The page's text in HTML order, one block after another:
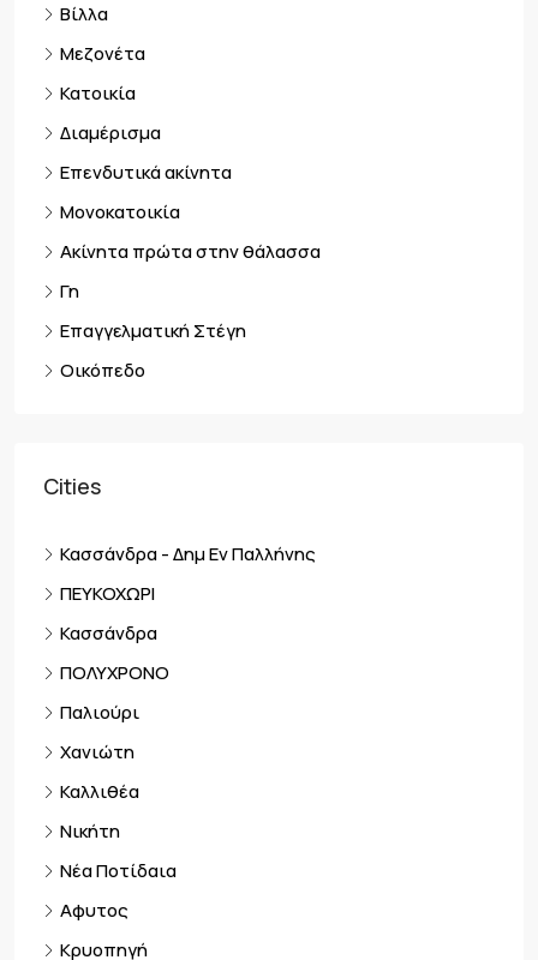
Βίλλα
Μεζονέτα
Κατοικία
Διαμέρισμα
Επενδυτικά ακίνητα
Μονοκατοικία
Ακίνητα πρώτα στην θάλασσα
Γη
Επαγγελματική Στέγη
Οικόπεδο
Cities
Κασσάνδρα - Δημ Εν Παλλήνης
ΠΕΥΚΟΧΩΡΙ
Κασσάνδρα
ΠΟΛΥΧΡΟΝΟ
Παλιούρι
Χανιώτη
Καλλιθέα
Νικήτη
Νέα Ποτίδαια
Αφυτος
Κρυοπηγή